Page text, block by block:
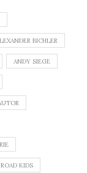
BICHLER
ANDY SIEGE
KIDS